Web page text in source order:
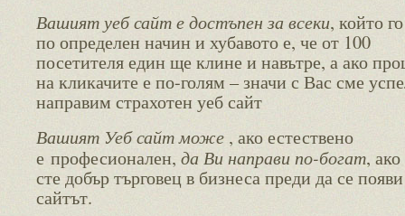
Вашият уеб сайт е достъпен за всеки, който
по определен начин и хубавото е, че от 100
посетителя един ще клине и навътре, а ако
на кликачите е по-голям – значи с Вас сме
направим страхотен уеб сайт
Вашият Уеб сайт може , ако естествено
е професионален, да Ви направи по-богат,
сте добър търговец в бизнеса преди да се появи
сайтът.